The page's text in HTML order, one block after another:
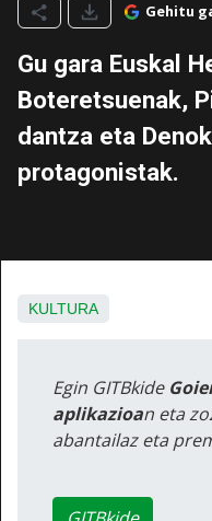
Gehitu
Gu gara Euskal
Boteretsuenak,
dantza eta
protagonistak.
KULTURA
Egin GITBkide
aplikazioan eta
abantailaz eta